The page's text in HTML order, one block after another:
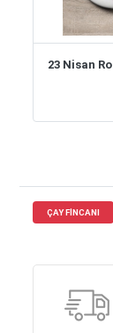
ÇAY FINCANI